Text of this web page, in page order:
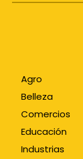
Agro
Belleza
Comercios
Educación
Industrias